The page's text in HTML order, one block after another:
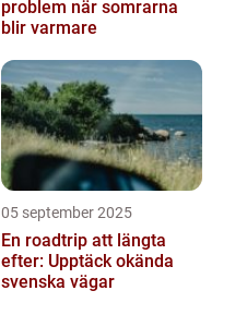
problem när somrarna
blir varmare
05 september 2025
En roadtrip att längta
efter: Upptäck okända
svenska vägar